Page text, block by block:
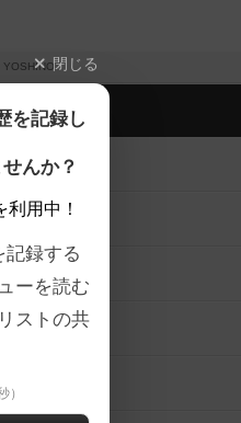
YOSHINO閉じる
を記録し
んか？
用中！
記録する
ーを読む
ストの共
）
ー